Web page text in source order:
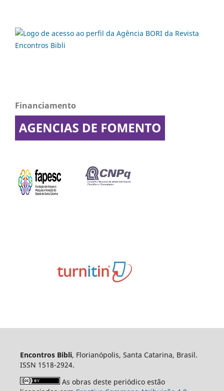
Financiamento
Encontros Bibli, Florianópolis, Santa Catarina, Brasil.
ISSN 1518-2924.
As obras deste periódico estão